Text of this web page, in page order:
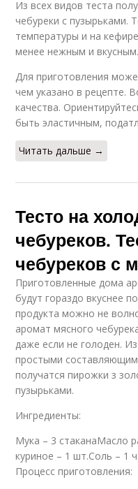
Из всех видов теста
чебуреки с пузырьками.
температуры и на
менее нежным и вкусным.
Для приготовления
чем указано в рецепте.
качества.
быть эластичным,
Читать дальше →
Тесто на
чебуреков.
чебуреков с
Приготовленные дома
будут гораздо вкуснее
продукта можно не
аромат мясного
даже если не голоден.
простыми
получатся пирожки з
пузырьками.
Ингредиенты:
Мука – 3 стаканаМасло
куриное – 1 шт.Соль – 1
Процесс приготовления: